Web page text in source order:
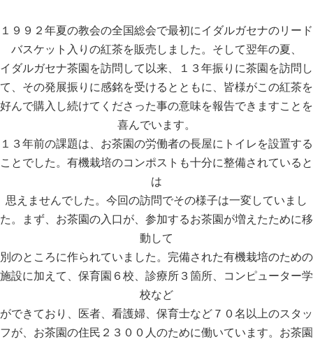
１９９２年夏の教会の全国総会で最初にイダルガセナのリード
バスケット入りの紅茶を販売しました。そして翌年の夏、
イダルガセナ茶園を訪問して以来、１３年振りに茶園を訪問し
て、その発展振りに感銘を受けるとともに、皆様がこの紅茶を
好んで購入し続けてくださった事の意味を報告できますことを
喜んでいます。
１３年前の課題は、お茶園の労働者の長屋にトイレを設置する
ことでした。有機栽培のコンポストも十分に整備されていると
は
思えませんでした。今回の訪問でその様子は一変していまし
た。まず、お茶園の入口が、参加するお茶園が増えたために移
動して
別のところに作られていました。完備された有機栽培のための
施設に加えて、保育園６校、診療所３箇所、コンピューター学
校など
ができており、医者、看護婦、保育士など７０名以上のスタッ
フが、お茶園の住民２３００人のために働いています。お茶園